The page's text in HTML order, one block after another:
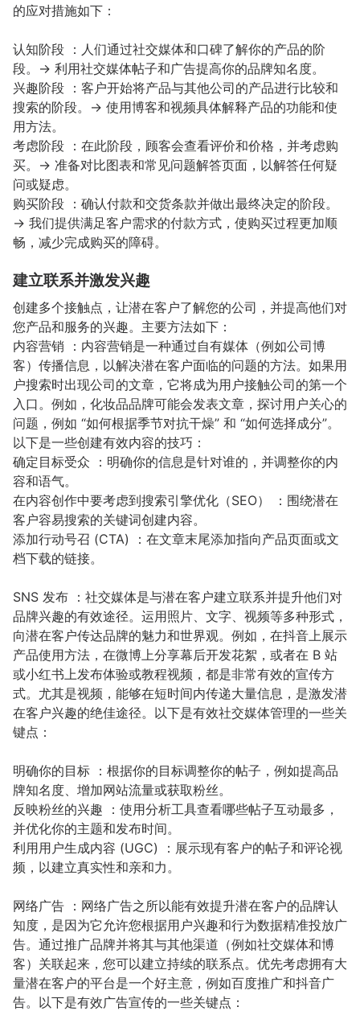
的应对措施如下：
认知阶段 ：人们通过社交媒体和口碑了解你的产品的阶
段。→ 利用社交媒体帖子和广告提高你的品牌知名度。
兴趣阶段 ：客户开始将产品与其他公司的产品进行比较和
搜索的阶段。→ 使用博客和视频具体解释产品的功能和使
用方法。
考虑阶段 ：在此阶段，顾客会查看评价和价格，并考虑购
买。→ 准备对比图表和常见问题解答页面，以解答任何疑
问或疑虑。
购买阶段 ：确认付款和交货条款并做出最终决定的阶段。
→ 我们提供满足客户需求的付款方式，使购买过程更加顺
畅，减少完成购买的障碍。
建立联系并激发兴趣
创建多个接触点，让潜在客户了解您的公司，并提高他们对
您产品和服务的兴趣。主要方法如下：
内容营销 ：内容营销是一种通过自有媒体（例如公司博
客）传播信息，以解决潜在客户面临的问题的方法。如果用
户搜索时出现公司的文章，它将成为用户接触公司的第一个
入口。例如，化妆品品牌可能会发表文章，探讨用户关心的
问题，例如 “如何根据季节对抗干燥” 和 “如何选择成分”。
以下是一些创建有效内容的技巧：
确定目标受众 ：明确你的信息是针对谁的，并调整你的内
容和语气。
在内容创作中要考虑到搜索引擎优化（SEO） ：围绕潜在
客户容易搜索的关键词创建内容。
添加行动号召 (CTA) ：在文章末尾添加指向产品页面或文
档下载的链接。
SNS 发布 ：社交媒体是与潜在客户建立联系并提升他们对
品牌兴趣的有效途径。运用照片、文字、视频等多种形式，
向潜在客户传达品牌的魅力和世界观。例如，在抖音上展示
产品使用方法，在微博上分享幕后开发花絮，或者在 B 站
或小红书上发布体验或教程视频，都是非常有效的宣传方
式。尤其是视频，能够在短时间内传递大量信息，是激发潜
在客户兴趣的绝佳途径。以下是有效社交媒体管理的一些关
键点：
明确你的目标 ：根据你的目标调整你的帖子，例如提高品
牌知名度、增加网站流量或获取粉丝。
反映粉丝的兴趣 ：使用分析工具查看哪些帖子互动最多，
并优化你的主题和发布时间。
利用用户生成内容 (UGC) ：展示现有客户的帖子和评论视
频，以建立真实性和亲和力。
网络广告 ：网络广告之所以能有效提升潜在客户的品牌认
知度，是因为它允许您根据用户兴趣和行为数据精准投放广
告。通过推广品牌并将其与其他渠道（例如社交媒体和博
客）关联起来，您可以建立持续的联系点。优先考虑拥有大
量潜在客户的平台是一个好主意，例如百度推广和抖音广
告。以下是有效广告宣传的一些关键点：